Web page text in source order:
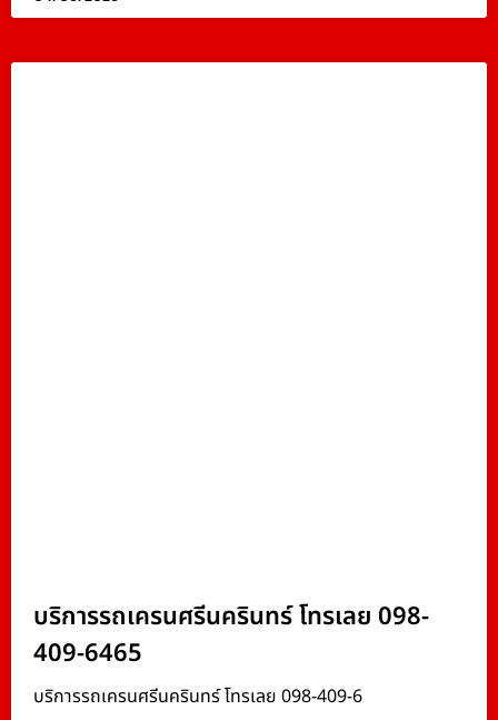
บริการรถเครนศรีนครินทร์ โทรเลย 098-
409-6465
บริการรถเครนศรีนครินทร์ โทรเลย 098-409-6